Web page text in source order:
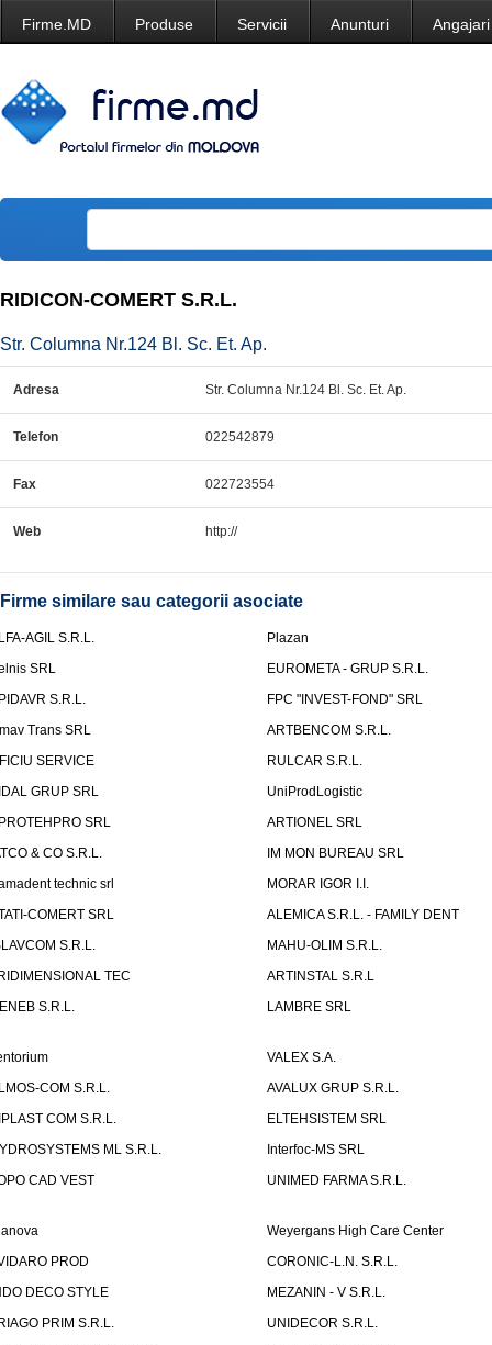
Firme.MD Produse Servicii Anunturi Angajari
RIDICON-COMERT S.R.L.
Str. Columna Nr.124 Bl. Sc. Et. Ap.
Adresa Str. Columna Nr.124 Bl. Sc. Et. Ap.
Telefon 022542879
Fax 022723554
Web http://
Firme similare sau categorii asociate
AGIL S.R.L.
Plazan
SRL
EUROMETA - GRUP S.R.L.
S.R.L.
FPC "INVEST-FOND" SRL
Trans SRL
ARTBENCOM S.R.L.
SERVICE
RULCAR S.R.L.
GRUP SRL
UniProdLogistic
SRL
ARTIONEL SRL
& CO S.R.L.
IM MON BUREAU SRL
technic srl
MORAR IGOR I.I.
COMERT SRL
ALEMICA S.R.L. - FAMILY DENT
S.R.L.
MAHU-OLIM S.R.L.
TEC
ARTINSTAL S.R.L
S.R.L.
LAMBRE SRL
VALEX S.A.
COM S.R.L.
AVALUX GRUP S.R.L.
COM S.R.L.
ELTEHSISTEM SRL
ML S.R.L.
Interfoc-MS SRL
CAD VEST
UNIMED FARMA S.R.L.
Weyergans High Care Center
PROD
CORONIC-L.N. S.R.L.
DECO STYLE
MEZANIN - V S.R.L.
PRIM S.R.L.
UNIDECOR S.R.L.